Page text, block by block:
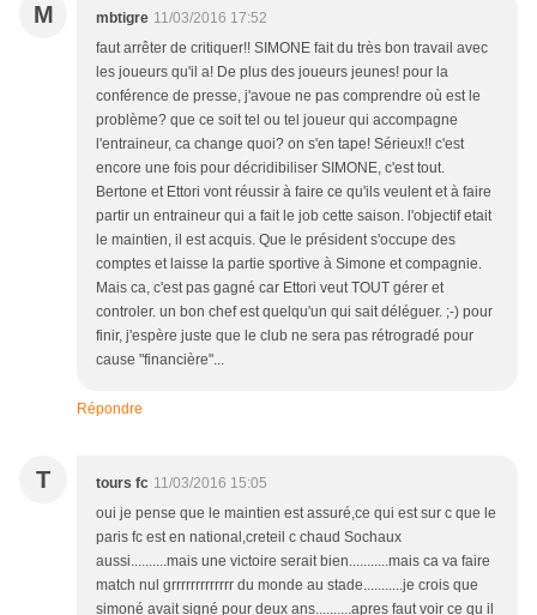
M mbtigre 11/03/2016 17:52
faut arrêter de critiquer!! SIMONE fait du très bon travail avec
les joueurs qu'il a! De plus des joueurs jeunes! pour la
conférence de presse, j'avoue ne pas comprendre où est le
problème? que ce soit tel ou tel joueur qui accompagne
l'entraineur, ca change quoi? on s'en tape! Sérieux!! c'est
encore une fois pour décridibiliser SIMONE, c'est tout.
Bertone et Ettori vont réussir à faire ce qu'ils veulent et à faire
partir un entraineur qui a fait le job cette saison. l'objectif etait
le maintien, il est acquis. Que le président s'occupe des
comptes et laisse la partie sportive à Simone et compagnie.
Mais ca, c'est pas gagné car Ettori veut TOUT gérer et
controler. un bon chef est quelqu'un qui sait déléguer. ;-) pour
finir, j'espère juste que le club ne sera pas rétrogradé pour
cause "financière"...
Répondre
T tours fc 11/03/2016 15:05
oui je pense que le maintien est assuré,ce qui est sur c que le
paris fc est en national,creteil c chaud Sochaux
aussi..........mais une victoire serait bien...........mais ca va faire
match nul grrrrrrrrrrrrr du monde au stade...........je crois que
simoné avait signé pour deux ans..........apres faut voir ce qu il